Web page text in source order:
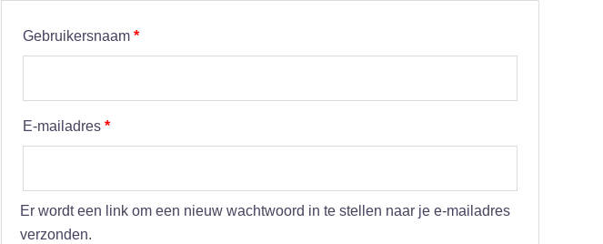
Gebruikersnaam *Vereist
E-mailadres *Vereist
Er wordt een link om een nieuw wachtwoord in te stellen naar je e-mailadres
verzonden.